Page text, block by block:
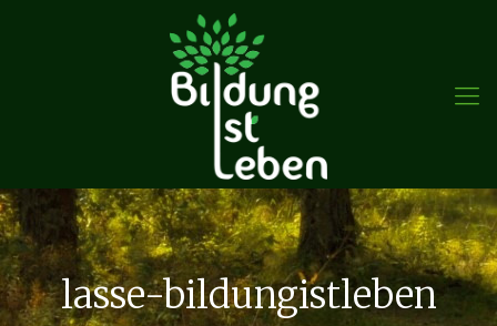
lasse-bildungistleben